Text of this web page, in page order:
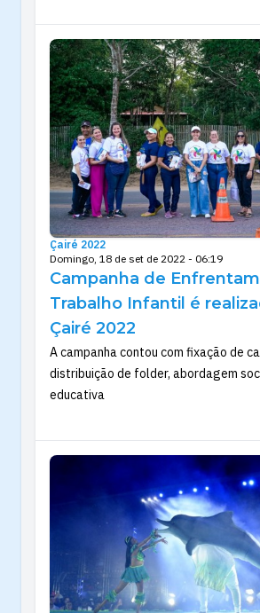
Çairé 2022
Domingo, 18 de set de 2022 - 06:19
Campanha de
Trabalho Infantil é
Çairé 2022
A campanha contou com fixação de
distribuição de folder, abordagem
educativa